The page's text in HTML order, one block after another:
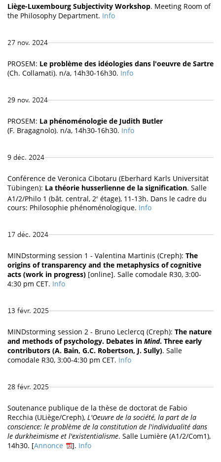
Liège-Luxembourg Subjectivity Workshop. Meeting Room of
the Philosophy Department. Info
27 nov. 2024
PROSEM: Le problème des idéologies dans l'oeuvre de Sartre
(Ch. Collamati). n/a, 14h30-16h30. Info
29 nov. 2024
PROSEM: La phénoménologie de Judith Butler
(F. Bragagnolo). n/a, 14h30-16h30. Info
9 déc. 2024
Conférence de Veronica Cibotaru (Eberhard Karls Universität
Tübingen): La théorie husserlienne de la signification. Salle
A1/2/Philo 1 (bât. central, 2e étage), 11-13h. Dans le cadre du
cours: Philosophie phénoménologique. Info
17 déc. 2024
MINDstorming session 1 - Valentina Martinis (Creph): The
origins of transparency and the metaphysics of cognitive
acts (work in progress) [online]. Salle comodale R30, 3:00-
4:30 pm CET. Info
13 févr. 2025
MINDstorming session 2 - Bruno Leclercq (Creph): The nature
and methods of psychology. Debates in Mind. Three early
contributors (A. Bain, G.C. Robertson, J. Sully). Salle
comodale R30, 3:00-4:30 pm CET. Info
28 févr. 2025
Soutenance publique de la thèse de doctorat de Fabio
Recchia (ULiège/Creph), L'Oeuvre de la société, la part de la
conscience: le problème de la constitution de l'individualité dans
le durkheimisme et l'existentialisme. Salle Lumière (A1/2/Com1),
14h30. [Annonce ]. Info